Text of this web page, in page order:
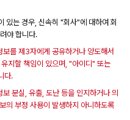
는 경우, 신속히 "회사"에 대하여 회
야 합니다.
를 제3자에게 공유하거나 양도해서
지할 책임이 있으며, "아이디" 또는
다.
분실, 유출, 도난 등을 인지하거나 의
의 부정 사용이 발생하지 아니하도록